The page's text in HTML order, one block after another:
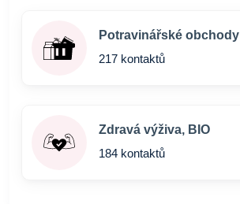
Potravinářské obchody
217 kontaktů
Zdravá výživa, BIO
184 kontaktů